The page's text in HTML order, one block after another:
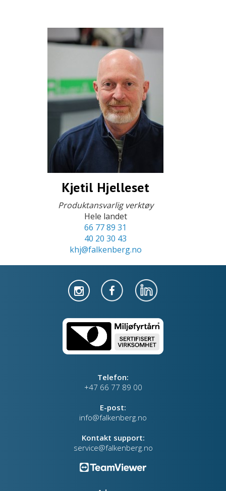
Kjetil Hjelleset
Produktansvarlig verktøy
Hele landet
66 77 89 31
40 20 30 43
khj@falkenberg.no
Telefon:
+47 66 77 89 00
E-post:
info@falkenberg.no
Kontakt support:
service@falkenberg.no